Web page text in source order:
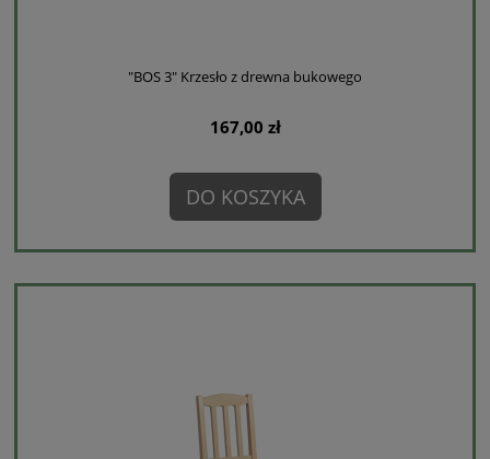
"BOS 3" Krzesło z drewna bukowego
167,00 zł
DO KOSZYKA